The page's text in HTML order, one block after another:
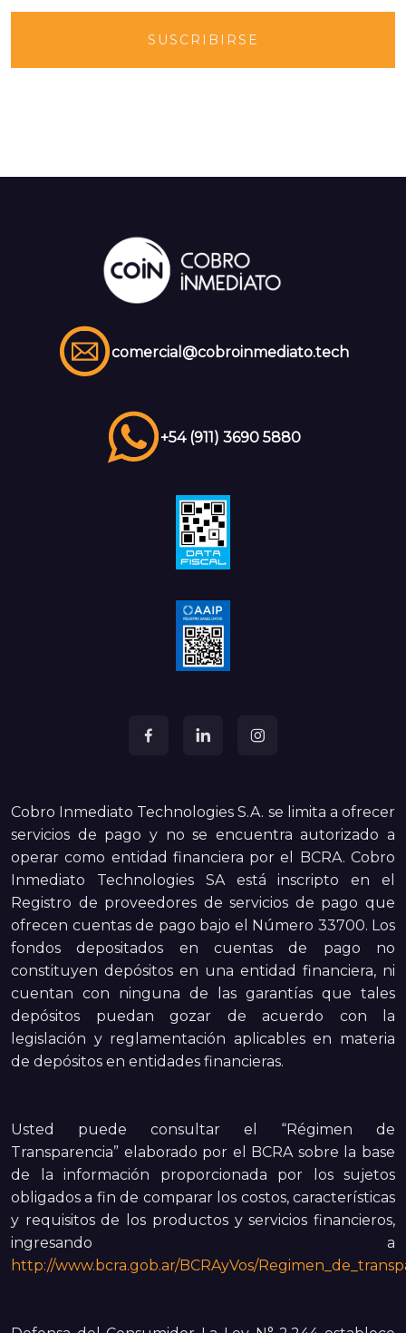
comercial@cobroinmediato.tech
+54 (911) 3690 5880
Cobro Inmediato Technologies S.A. se limita a ofrecer
servicios de pago y no se encuentra autorizado a
operar como entidad financiera por el BCRA. Cobro
Inmediato Technologies SA está inscripto en el
Registro de proveedores de servicios de pago que
ofrecen cuentas de pago bajo el Número 33700. Los
fondos depositados en cuentas de pago no
constituyen depósitos en una entidad financiera, ni
cuentan con ninguna de las garantías que tales
depósitos puedan gozar de acuerdo con la
legislación y reglamentación aplicables en materia
de depósitos en entidades financieras.
Usted puede consultar el “Régimen de
Transparencia” elaborado por el BCRA sobre la base
de la información proporcionada por los sujetos
obligados a fin de comparar los costos, características
y requisitos de los productos y servicios financieros,
ingresando a
http://www.bcra.gob.ar/BCRAyVos/